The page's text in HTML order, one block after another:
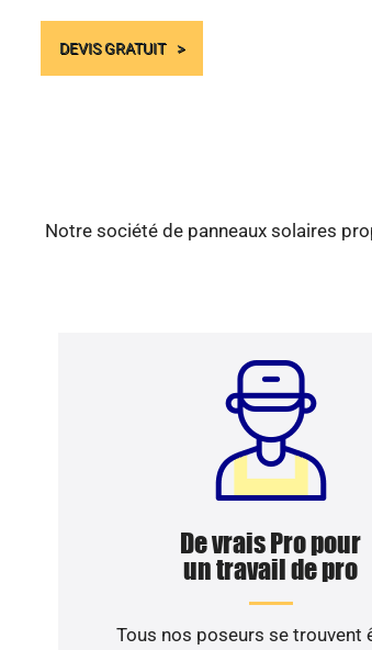
DEVIS GRATUIT
Notre société de panneaux solaires
De vrais Pro pour
un travail de pro
Tous nos poseurs se trouvent